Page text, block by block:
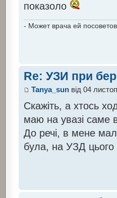
показоло
- Может врача ей
Re: УЗИ при
Tanya_sunвід 04
Скажіть, а хтось
маю на увазі саме
До речі, в мене
була, на УЗД